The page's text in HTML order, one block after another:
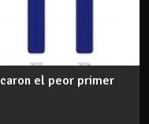
el peor primer